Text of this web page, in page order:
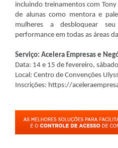
incluindo treinamentos com
de alunas como mentora e
mulheres a desbloquear
performance em todas as áreas
Serviço: Acelera Empresas e
Data: 14 e 15 de fevereiro,
Local: Centro de Convenções
Inscrições: https://